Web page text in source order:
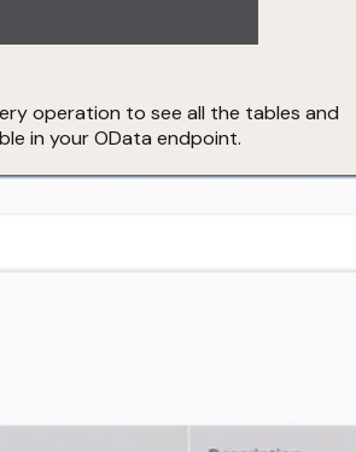
operation to see all the tables and
in your OData endpoint.